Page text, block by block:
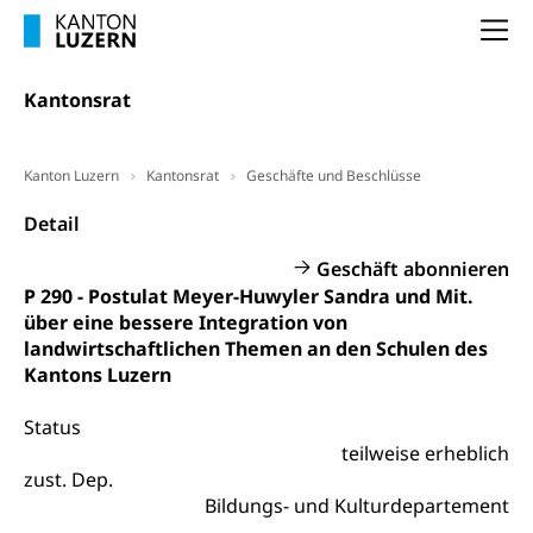
Kantonsrat
Kanton Luzern Kantonsrat Geschäfte und Beschlüsse
Detail
Geschäft abonnieren
P 290 - Postulat Meyer-Huwyler Sandra und Mit.
über eine bessere Integration von
landwirtschaftlichen Themen an den Schulen des
Kantons Luzern
Status
teilweise erheblich
zust. Dep.
Bildungs- und Kulturdepartement
Dienststelle Steuern - Wissenswertes
AHV-Altersrente (WAS Luzern)
LUPK - Luzerner Pensionskasse
Bildung und Forschung
Wissenschaft, Forschung, Entwicklung, Projekte
Pilotprojekte Klima
Innovative Projekte Landwirtschaft und
Wald
Projektförderung Universität Luzern unilu
Erwachsenenbildung und Weiterbildung
Umschulung, zweiter Bildungsweg,
Nachdiplomstudium, Zusatzlehre, Höhere
Berufsbildung, Berufsmatura nach Lehre,
Neuorientierung, Grundkompetenzen,
Studienberatung, Beratung und Unterstützung,
Erwachsenenmatura
Berufliche Grundbildung